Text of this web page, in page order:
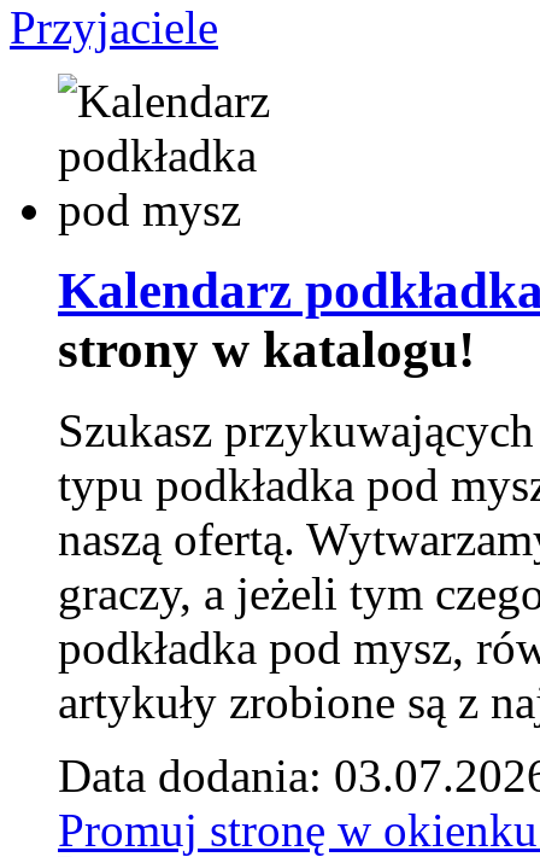
Przyjaciele
Kalendarz
strony w katalogu!
Szukasz
typu podkładka pod
naszą ofertą.
graczy, a jeżeli tym
podkładka pod mysz,
artykuły zrobione są z
Data dodania:
Promuj stronę w